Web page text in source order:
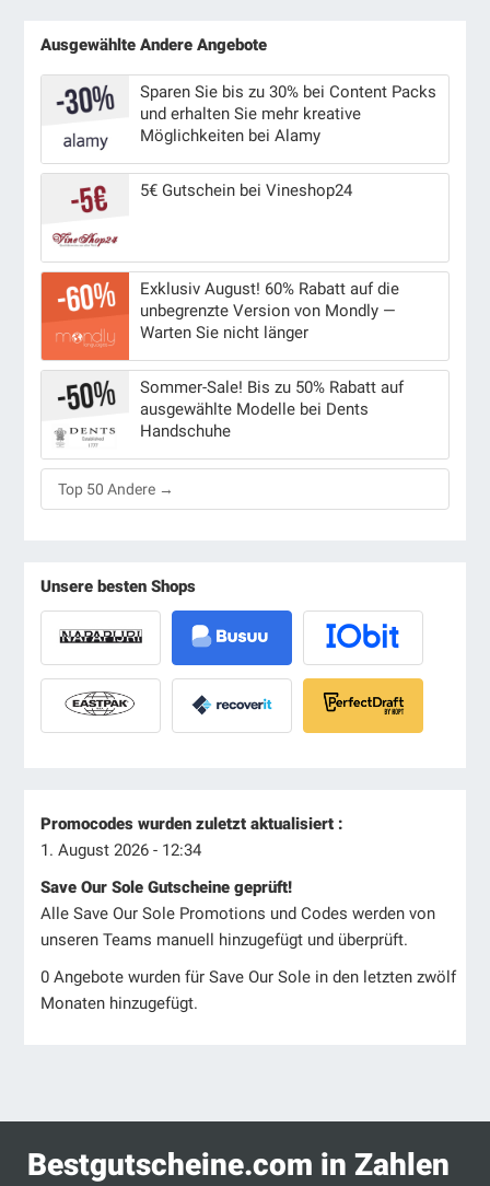
Ausgewählte Andere Angebote
Sparen Sie bis zu 30% bei Content Packs
und erhalten Sie mehr kreative
Möglichkeiten bei Alamy
5€ Gutschein bei Vineshop24
Exklusiv August! 60% Rabatt auf die
unbegrenzte Version von Mondly —
Warten Sie nicht länger
Sommer-Sale! Bis zu 50% Rabatt auf
ausgewählte Modelle bei Dents
Handschuhe
Top 50 Andere →
Unsere besten Shops
Promocodes wurden zuletzt aktualisiert :
1. August 2026 - 12:34
Save Our Sole Gutscheine geprüft!
Alle Save Our Sole Promotions und Codes werden von
unseren Teams manuell hinzugefügt und überprüft.
0 Angebote wurden für Save Our Sole in den letzten zwölf
Monaten hinzugefügt.
Bestgutscheine.com in Zahlen